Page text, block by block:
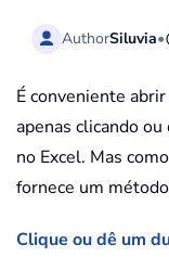
AuthorSiluvia•
É conveniente
apenas clicando
no Excel. Mas
fornece um
Clique ou dê um